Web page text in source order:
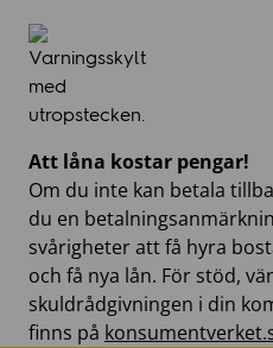
Att låna kostar pengar!
Om du inte kan betala
du en
svårigheter att få hyra
och få nya lån. För stöd,
skuldrådgivningen i din
finns på